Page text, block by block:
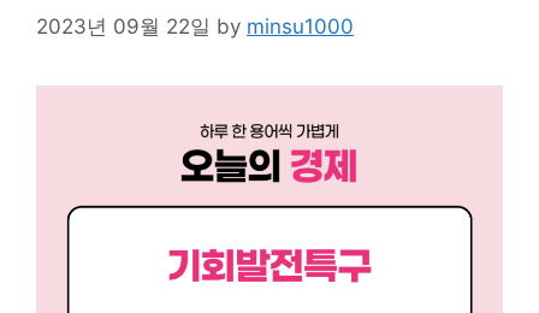
2023년 09월 22일 by minsu1000